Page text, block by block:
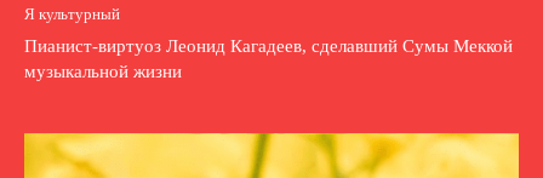
Я культурный
Пианист-виртуоз Леонид Кагадеев, сделавший Сумы Меккой
музыкальной жизни